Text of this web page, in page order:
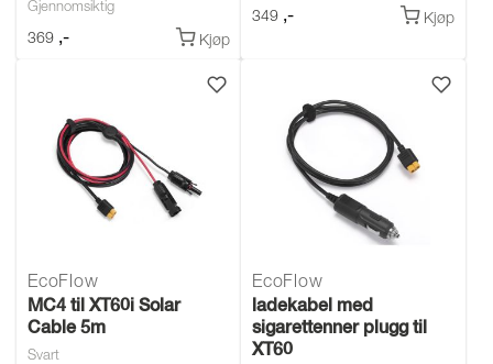
Gjennomsiktig
369 ,- Kjøp
349 ,- Kjøp
EcoFlow
MC4 til XT60i Solar
Cable 5m
Svart
EcoFlow
ladekabel med
sigarettenner plugg til
XT60